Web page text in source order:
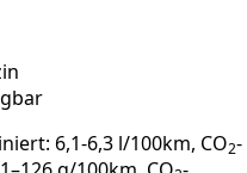
6,1-6,3 l/100km, CO2-